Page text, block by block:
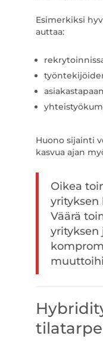
Esimerkiksi
auttaa:
Huono sijainti
kasvua ajan
Oikea
yrityksen
Väärä
yrityksen